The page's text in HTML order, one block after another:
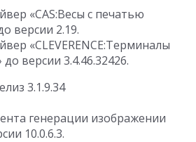
«CAS:Весы с печатью
версии 2.19.
«CLEVERENCE:Терминалы
версии 3.4.46.32426.
3.1.9.34
генерации изображении
10.0.6.3.